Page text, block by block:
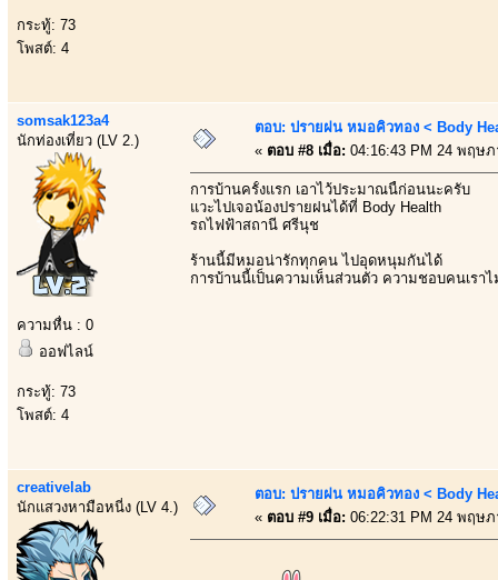
กระทู้: 73
โพสต์: 4
somsak123a4
นักท่องเที่ยว (LV 2.)
ความหื่น : 0
ออฟไลน์
กระทู้: 73
โพสต์: 4
ตอบ: ปรายฝน หมอคิวทอง < Body
« ตอบ #8 เมื่อ: 04:16:43 PM 24 พฤษ
การบ้านครั้งแรก เอาไว้ประมาณนี้ก่อนนะครับ
แวะไปเจอน้องปรายฝนได้ที่ Body Health
รถไฟฟ้าสถานี ศรีนุช
ร้านนี้มีหมอน่ารักทุกคน ไปอุดหนุมกันได้
การบ้านนี้เป็นความเห็นส่วนตัว ความชอบคนเรา
creativelab
นักแสวงหามือหนี่ง (LV 4.)
ตอบ: ปรายฝน หมอคิวทอง < Body
« ตอบ #9 เมื่อ: 06:22:31 PM 24 พฤษ